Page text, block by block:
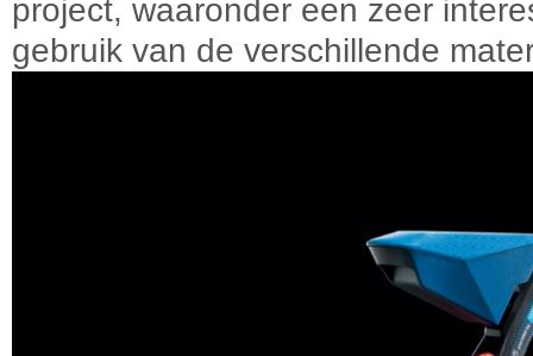
project, waaronder een zeer
gebruik van de verschillende